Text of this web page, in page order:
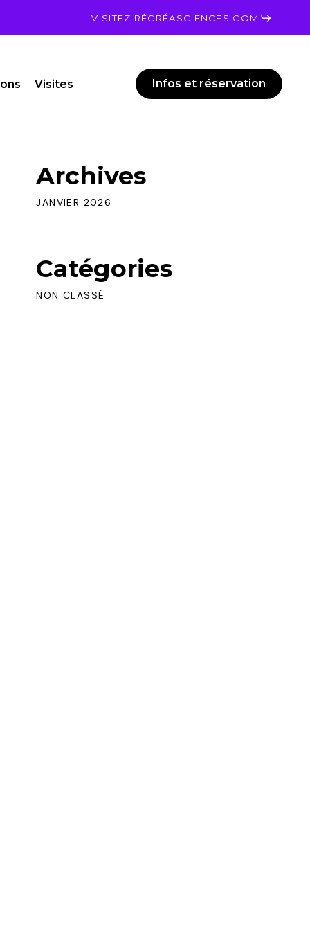
VISITEZ RÉCRÉASCIENCES.COM
Visites Infos et réservation
Archives
JANVIER 2026
Catégories
NON CLASSÉ